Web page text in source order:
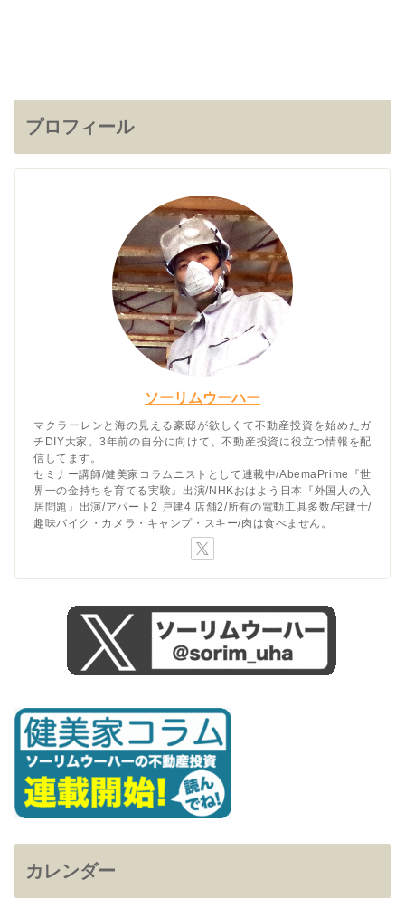
プロフィール
ソーリムウーハー
マクラーレンと海の見える豪邸が欲しくて不動産投資を始めたガ
チDIY大家。3年前の自分に向けて、不動産投資に役立つ情報を配
信してます。
セミナー講師/健美家コラムニストとして連載中/AbemaPrime『世
界一の金持ちを育てる実験』出演/NHKおはよう日本『外国人の入
居問題』出演/アパート2 戸建4 店舗2/所有の電動工具多数/宅建士/
趣味バイク・カメラ・キャンプ・スキー/肉は食べません。
カレンダー